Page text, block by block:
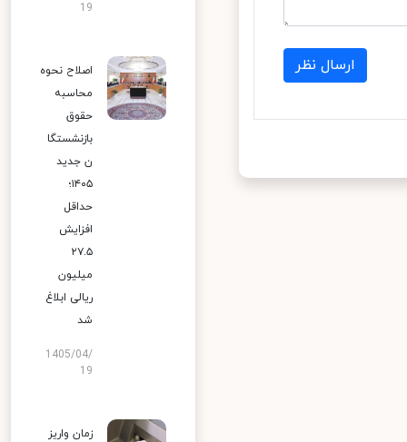
ارسال نظر
19
اصلاح نحوه
محاسبه
حقوق
بازنشستگا
ن جدید
۱۴۰۵؛
حداقل
افزایش
۲۷.۵
میلیون
ریالی ابلاغ
شد
1405/04/
19
زمان واریز